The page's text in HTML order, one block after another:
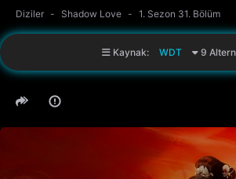
Diziler Shadow Love 1. Sezon 31. Bölüm
Kaynak: WDT 9